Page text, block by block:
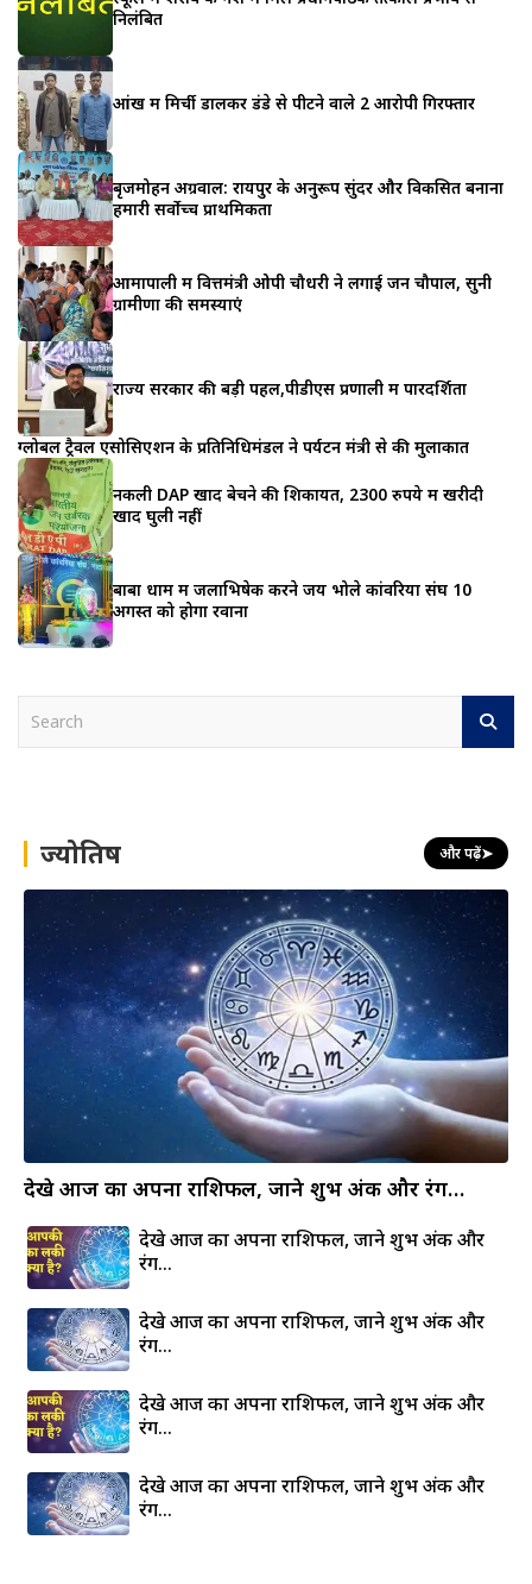
निलंबित
आंख में मिर्ची डालकर डंडे से पीटने वाले 2 आरोपी गिरफ्तार
बृजमोहन अग्रवाल: रायपुर के अनुरूप सुंदर और विकसित बनाना
हमारी सर्वोच्च प्राथमिकता
आमापाली में वित्तमंत्री ओपी चौधरी ने लगाई जन चौपाल, सुनी
ग्रामीणों की समस्याएं
राज्य सरकार की बड़ी पहल,पीडीएस प्रणाली में पारदर्शिता
ग्लोबल ट्रैवल एसोसिएशन के प्रतिनिधिमंडल ने पर्यटन मंत्री से की मुलाकात
नकली DAP खाद बेचने की शिकायत, 2300 रुपये में खरीदी
खाद घुली नहीं
बाबा धाम में जलाभिषेक करने जय भोले कांवरिया संघ 10
अगस्त को होगा रवाना
h ज्योतिष और पढ़ें➤
देखे आज का अपना राशिफल, जाने शुभ अंक और रंग…
देखे आज का अपना राशिफल, जाने शुभ अंक और
रंग…
देखे आज का अपना राशिफल, जाने शुभ अंक और
रंग…
देखे आज का अपना राशिफल, जाने शुभ अंक और
रंग…
देखे आज का अपना राशिफल, जाने शुभ अंक और
रंग…